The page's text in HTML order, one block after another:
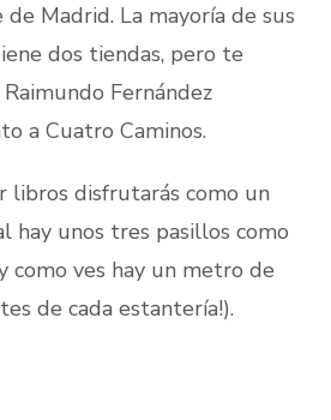
de Madrid. La mayoría de sus
dos tiendas, pero te
Fernández
a Cuatro Caminos.
libros disfrutarás como un
hay unos tres pasillos como
como ves hay un metro de
de cada estantería!).